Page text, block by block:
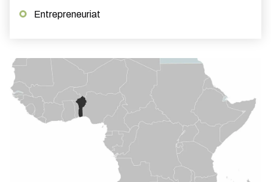
Entrepreneuriat